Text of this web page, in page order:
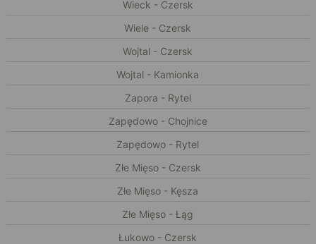
Wieck - Czersk
Wiele - Czersk
Wojtal - Czersk
Wojtal - Kamionka
Zapora - Rytel
Zapędowo - Chojnice
Zapędowo - Rytel
Złe Mięso - Czersk
Złe Mięso - Kęsza
Złe Mięso - Łąg
Łukowo - Czersk